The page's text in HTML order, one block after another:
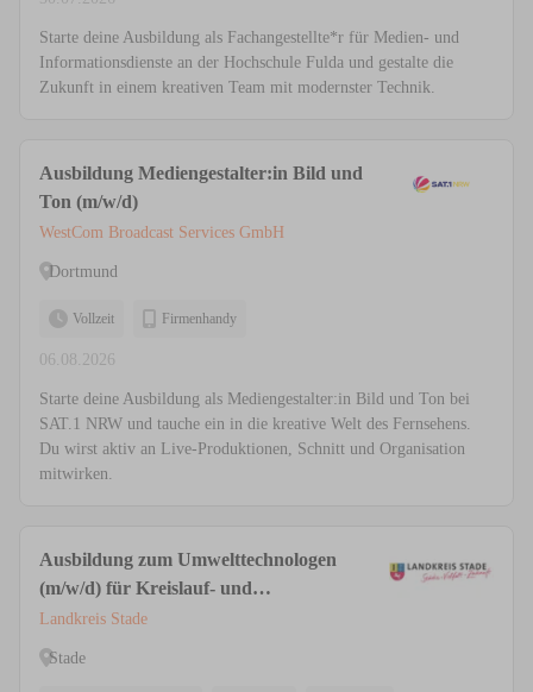
Starte deine Ausbildung als Fachangestellte*r für Medien- und
Informationsdienste an der Hochschule Fulda und gestalte die
Zukunft in einem kreativen Team mit modernster Technik.
Ausbildung Mediengestalter:in Bild und
Ton (m/w/d)
WestCom Broadcast Services GmbH
Dortmund
Vollzeit Firmenhandy
06.08.2026
Starte deine Ausbildung als Mediengestalter:in Bild und Ton bei
SAT.1 NRW und tauche ein in die kreative Welt des Fernsehens.
Du wirst aktiv an Live-Produktionen, Schnitt und Organisation
mitwirken.
Ausbildung zum Umwelttechnologen
(m/w/d) für Kreislauf- und
Abfallwirtschaft
Landkreis Stade
Stade